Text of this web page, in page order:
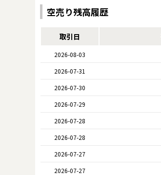
空売り残高履歴
取引日
2026-08-03
2026-07-31
2026-07-30
2026-07-29
2026-07-28
2026-07-28
2026-07-27
2026-07-27